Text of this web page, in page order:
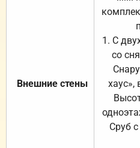
Внешние стены
1. С
со
хаус»,
Сруб